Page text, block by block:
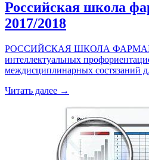
Российская школа
2017/2018
РОССИЙСКАЯ ШКОЛА
интеллектуальных
междисциплинарных состязаний
Читать далее →